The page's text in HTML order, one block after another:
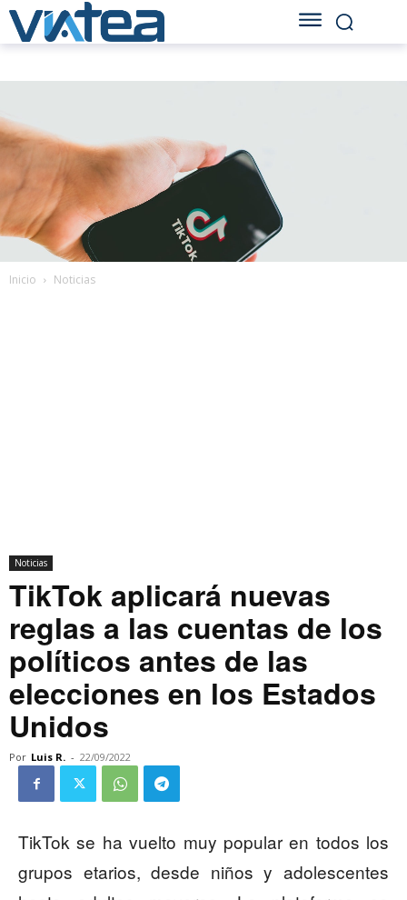
Inicio Noticias
Noticias
TikTok aplicará nuevas
reglas a las cuentas de los
políticos antes de las
elecciones en los Estados
Unidos
Por Luis R. - 22/09/2022
TikTok se ha vuelto muy popular en todos los
grupos etarios, desde niños y adolescentes